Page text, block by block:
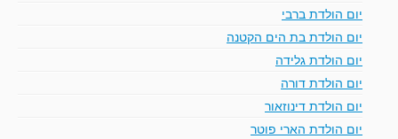
יום הולדת ברבי
יום הולדת בת הים הקטנה
יום הולדת גלידה
יום הולדת דורה
יום הולדת דינוזאור
יום הולדת הארי פוטר